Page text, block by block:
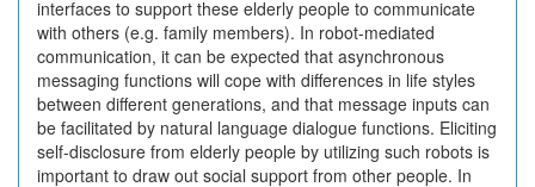
interfaces to support these elderly people to communicate
with others (e.g. family members). In robot-mediated
communication, it can be expected that asynchronous
messaging functions will cope with differences in life styles
between different generations, and that message inputs can
be facilitated by natural language dialogue functions. Eliciting
self-disclosure from elderly people by utilizing such robots is
important to draw out social support from other people. In